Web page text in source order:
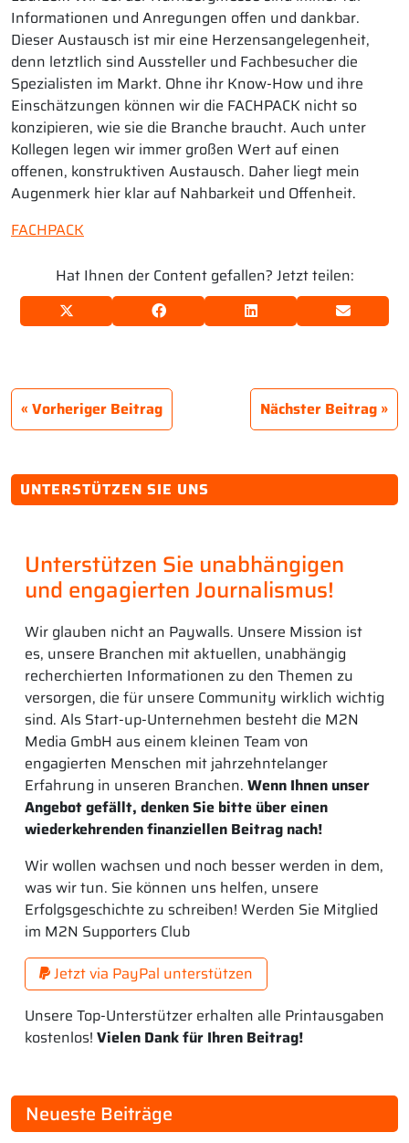
Informationen und Anregungen offen und dankbar.
Dieser Austausch ist mir eine Herzensangelegenheit,
denn letztlich sind Aussteller und Fachbesucher die
Spezialisten im Markt. Ohne ihr Know-How und ihre
Einschätzungen können wir die FACHPACK nicht so
konzipieren, wie sie die Branche braucht. Auch unter
Kollegen legen wir immer großen Wert auf einen
offenen, konstruktiven Austausch. Daher liegt mein
Augenmerk hier klar auf Nahbarkeit und Offenheit.
FACHPACK
Hat Ihnen der Content gefallen? Jetzt teilen:
Vorheriger Beitrag Nächster Beitrag
UNTERSTÜTZEN SIE UNS
Unterstützen Sie unabhängigen
und engagierten Journalismus!
Wir glauben nicht an Paywalls. Unsere Mission ist
es, unsere Branchen mit aktuellen, unabhängig
recherchierten Informationen zu den Themen zu
versorgen, die für unsere Community wirklich wichtig
sind. Als Start-up-Unternehmen besteht die M2N
Media GmbH aus einem kleinen Team von
engagierten Menschen mit jahrzehntelanger
Erfahrung in unseren Branchen. Wenn Ihnen unser
Angebot gefällt, denken Sie bitte über einen
wiederkehrenden finanziellen Beitrag nach!
Wir wollen wachsen und noch besser werden in dem,
was wir tun. Sie können uns helfen, unsere
Erfolgsgeschichte zu schreiben! Werden Sie Mitglied
im M2N Supporters Club
Jetzt via PayPal unterstützen
Unsere Top-Unterstützer erhalten alle Printausgaben
kostenlos! Vielen Dank für Ihren Beitrag!
Neueste Beiträge